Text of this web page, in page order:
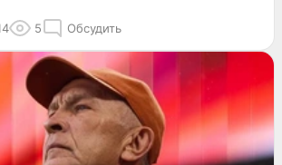
5 Обсудить